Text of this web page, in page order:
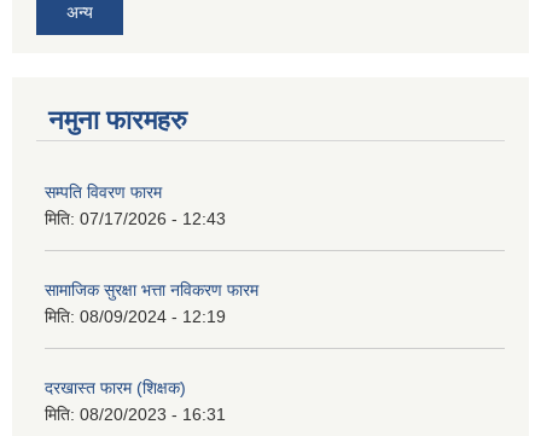
अन्य
नमुना फारमहरु
सम्पति विवरण फारम
मिति: 07/17/2026 - 12:43
सामाजिक सुरक्षा भत्ता नविकरण फारम
मिति: 08/09/2024 - 12:19
दरखास्त फारम (शिक्षक)
मिति: 08/20/2023 - 16:31